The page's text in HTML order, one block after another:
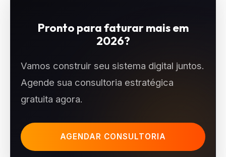
Pronto para faturar mais em
2026?
Vamos construir seu sistema digital juntos.
Agende sua consultoria estratégica
gratuita agora.
AGENDAR CONSULTORIA